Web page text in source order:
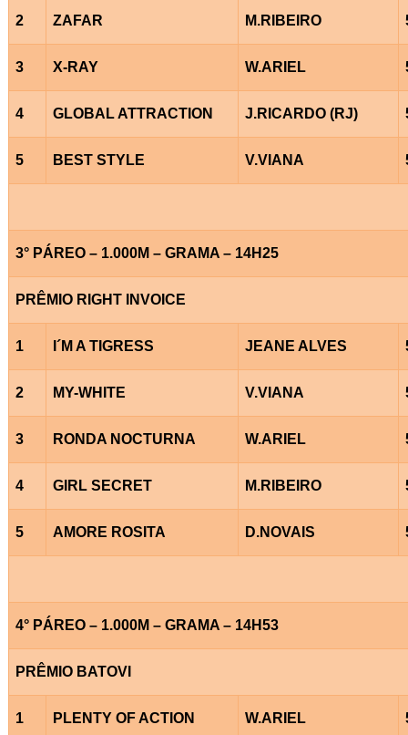
2 ZAFAR M.RIBEIRO
3 X-RAY W.ARIEL
4 GLOBAL ATTRACTION J.RICARDO (RJ)
5 BEST STYLE V.VIANA
3° PÁREO – 1.000M – GRAMA – 14H25
PRÊMIO RIGHT INVOICE
1 I´M A TIGRESS JEANE ALVES
2 MY-WHITE V.VIANA
3 RONDA NOCTURNA W.ARIEL
4 GIRL SECRET M.RIBEIRO
5 AMORE ROSITA D.NOVAIS
4° PÁREO – 1.000M – GRAMA – 14H53
PRÊMIO BATOVI
1 PLENTY OF ACTION W.ARIEL